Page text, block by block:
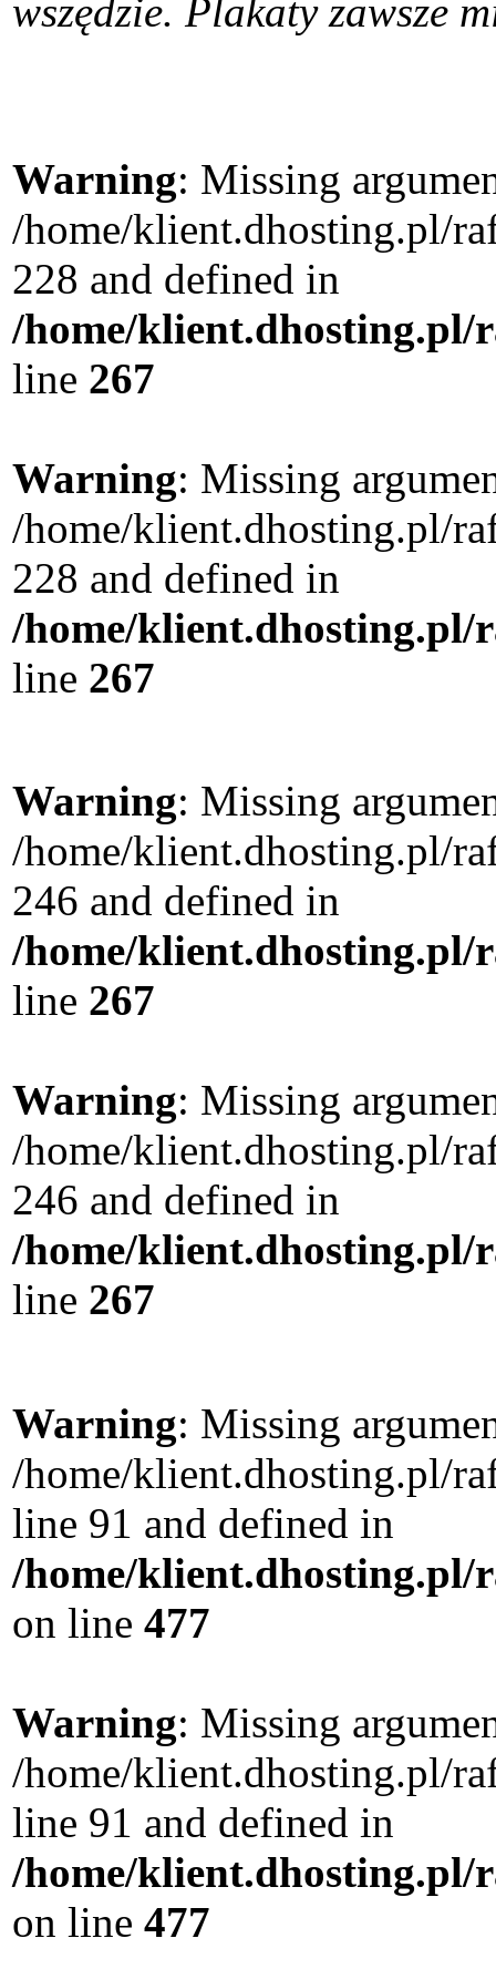
wszędzie. Plakaty zawsze
Warning: Missing
/home/klient.dhosting.pl/
228 and defined in
/home/klient.dhosting.pl/
line 267
Warning: Missing
/home/klient.dhosting.pl/
228 and defined in
/home/klient.dhosting.pl/
line 267
Warning: Missing
/home/klient.dhosting.pl/
246 and defined in
/home/klient.dhosting.pl/
line 267
Warning: Missing
/home/klient.dhosting.pl/
246 and defined in
/home/klient.dhosting.pl/
line 267
Warning: Missing
/home/klient.dhosting.pl/
line 91 and defined in
/home/klient.dhosting.pl/
on line 477
Warning: Missing
/home/klient.dhosting.pl/
line 91 and defined in
/home/klient.dhosting.pl/
on line 477